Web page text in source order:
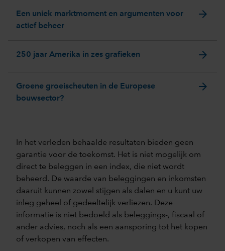
Een uniek marktmoment en argumenten voor
actief beheer
arrow_forward
250 jaar Amerika in zes grafieken arrow_forward
Groene groeischeuten in de Europese
bouwsector?
arrow_forward
In het verleden behaalde resultaten bieden geen
garantie voor de toekomst. Het is niet mogelijk om
direct te beleggen in een index, die niet wordt
beheerd. De waarde van beleggingen en inkomsten
daaruit kunnen zowel stijgen als dalen en u kunt uw
inleg geheel of gedeeltelijk verliezen. Deze
informatie is niet bedoeld als beleggings-, fiscaal of
ander advies, noch als een aansporing tot het kopen
of verkopen van effecten.